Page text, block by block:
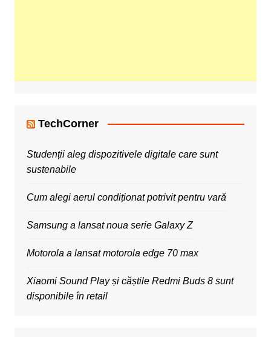
TechCorner
Studenții aleg dispozitivele digitale care sunt
sustenabile
Cum alegi aerul condiționat potrivit pentru vară
Samsung a lansat noua serie Galaxy Z
Motorola a lansat motorola edge 70 max
Xiaomi Sound Play și căștile Redmi Buds 8 sunt
disponibile în retail